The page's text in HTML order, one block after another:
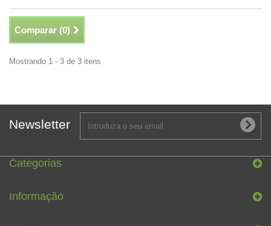
Comparar (0)
Mostrando 1 - 3 de 3 itens
Newsletter
Categorias
Informação